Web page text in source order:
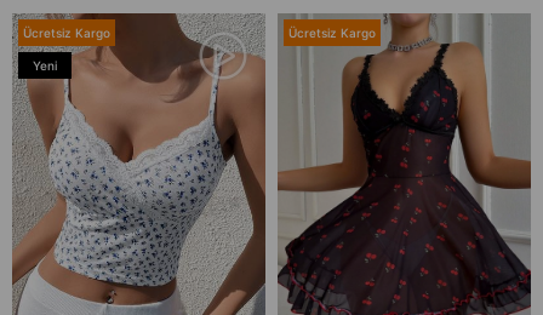
Ücretsiz Kargo
Yeni
Ücretsiz Kargo